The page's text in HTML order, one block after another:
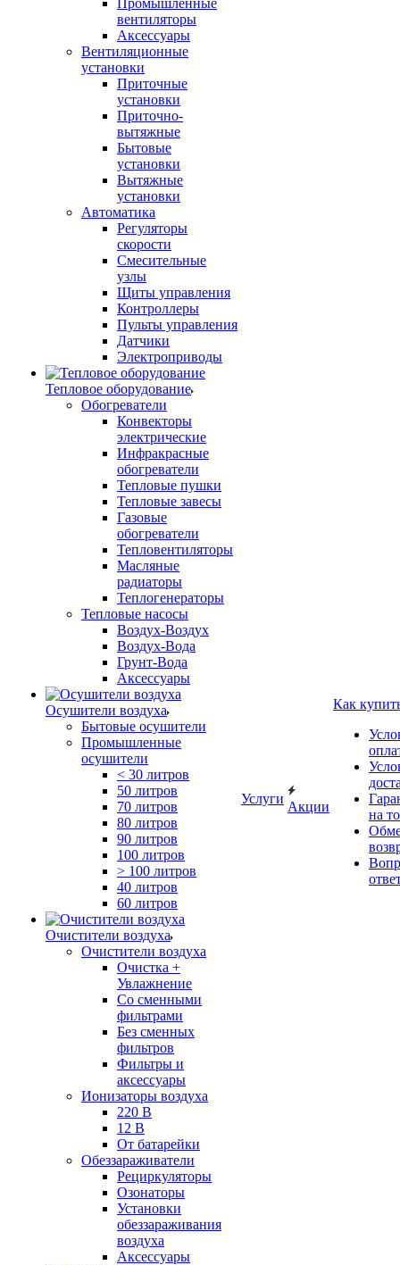
Промышленные
вентиляторы
Аксессуары
Вентиляционные
установки
Приточные
установки
Приточно-
вытяжные
Бытовые
установки
Вытяжные
установки
Автоматика
Регуляторы
скорости
Смесительные
узлы
Щиты управления
Контроллеры
Пульты управления
Датчики
Электроприводы
Тепловое оборудование
Обогреватели
Конвекторы
электрические
Инфракрасные
обогреватели
Тепловые пушки
Тепловые завесы
Газовые
обогреватели
Тепловентиляторы
Масляные
радиаторы
Теплогенераторы
Тепловые насосы
Воздух-Воздух
Воздух-Вода
Грунт-Вода
Аксессуары
Осушители воздуха
Бытовые осушители
Промышленные
осушители
< 30 литров
50 литров
70 литров
80 литров
90 литров
100 литров
> 100 литров
40 литров
60 литров
Очистители воздуха
Очистители воздуха
Очистка +
Увлажнение
Cо сменными
фильтрами
Без сменных
фильтров
Фильтры и
аксессуары
Ионизаторы воздуха
220 В
12 В
От батарейки
Обеззараживатели
Рециркуляторы
Озонаторы
Установки
обеззараживания
воздуха
Аксессуары
Услуги
Акции
Как
на